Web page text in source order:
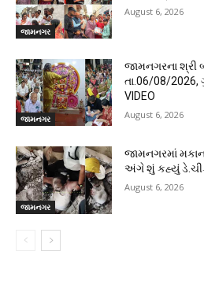
જામનગર
August 6, 2026
જામનગર
જામનગરના શ્રી
તા.06/08/2026,
VIDEO
August 6, 2026
જામનગર
જામનગરમાં
અંગે શું કહ્યું
August 6, 2026